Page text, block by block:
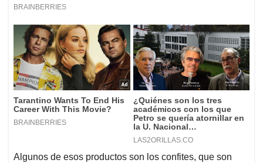
Algunos de esos productos son los confites, que son